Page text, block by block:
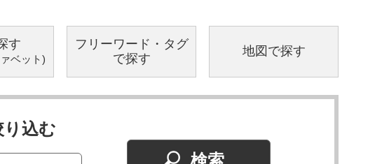
す
ベット)
フリーワード・ タグ
で探す
地図で探す
込む